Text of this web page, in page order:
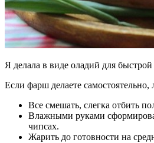
Я делала в виде оладий для
Если фарш делаете самостоятельно,
Все смешать, слегка отбить
Влажными руками
чипсах.
Жарить до готовности на